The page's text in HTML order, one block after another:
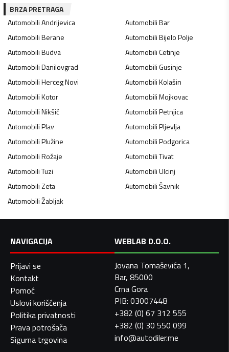
BRZA PRETRAGA
AutomobiliAndrijevica AutomobiliBar
AutomobiliBerane AutomobiliBijelo Polje
AutomobiliBudva AutomobiliCetinje
AutomobiliDanilovgrad AutomobiliGusinje
AutomobiliHerceg Novi AutomobiliKolašin
AutomobiliKotor AutomobiliMojkovac
AutomobiliNikšić AutomobiliPetnjica
AutomobiliPlav AutomobiliPljevlja
AutomobiliPlužine AutomobiliPodgorica
AutomobiliRožaje AutomobiliTivat
AutomobiliTuzi AutomobiliUlcinj
AutomobiliZeta AutomobiliŠavnik
AutomobiliŽabljak
NAVIGACIJA
Prijavi se
Kontakt
Pomoć
Uslovi korišćenja
Politika privatnosti
Prava potrošača
Sigurna trgovina
WEBLAB D.O.O.
Jovana Tomaševića 1,
Bar, 85000
Crna Gora
PIB: 03007448
+382 (0) 67 312 555
+382 (0) 30 550 099
info@autodiler.me